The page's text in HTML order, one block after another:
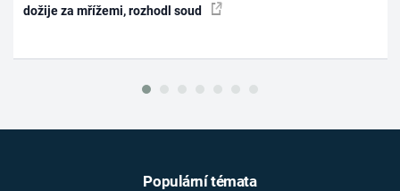
dožije za mřížemi, rozhodl soud
Populární témata